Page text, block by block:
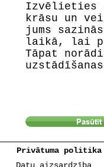
Izvēlieties
krāsu un
jums
laikā, lai
Tāpat
Pasūtīt
Privātuma politika